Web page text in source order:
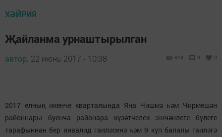
ХӘЙРИЯ
Җайланма урнаштырылган
автор, 22 июнь 2017 - 10:38 818 0 0
2017 елның икенче кварталында Яңа Чишмә һәм Чирмешән
районнары буенча районара күзәтчелек эшчәнлеге бүлеге
тарафыннан бер инвалид гаиләсенә һәм 9 күп балалы гаиләгә